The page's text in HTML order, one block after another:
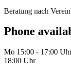
Beratung nach
Phone
Mo 15:00 - 17:00
18:00 Uhr